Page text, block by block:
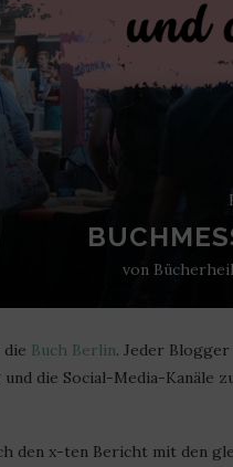
von
die Buch Berlin. Jeder
die Social-Media-Kanäle
den x-ten Bericht mit den